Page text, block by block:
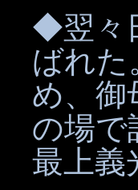
◆翌々
ばれた
め、御
の場で
最上義